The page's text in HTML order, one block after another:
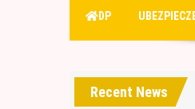
DP
Recent News